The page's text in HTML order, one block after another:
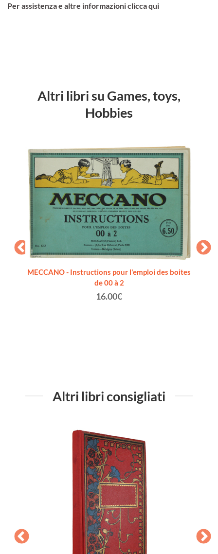
Per assistenza e altre informazioni clicca qui
Altri libri su Games, toys,
Hobbies
MECCANO - Instructions pour l'emploi des boites
de 00 à 2
16.00€
Altri libri consigliati